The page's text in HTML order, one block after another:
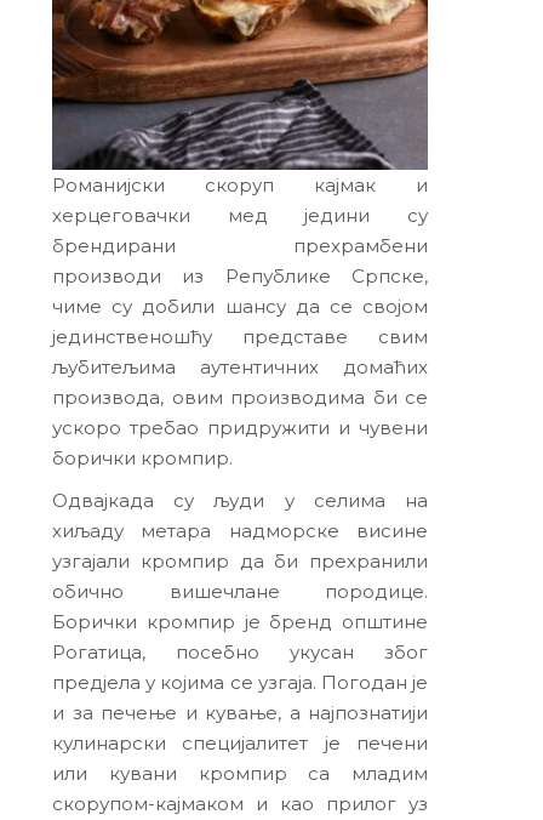
Романијски скоруп кајмак и
херцеговачки мед једини су
брендирани прехрамбени
производи из Републике Српске,
чиме су добили шансу да се својом
јединственошћу представе свим
љубитељима аутентичних домаћих
производа, овим производима би се
ускоро требао придружити и чувени
борички кромпир.
Одвајкада су људи у селима на
хиљаду метара надморске висине
узгајали кромпир да би прехранили
обично вишечлане породице.
Борички кромпир је бренд општине
Рогатица, посебно укусан због
предјела у којима се узгаја. Погодан је
и за печење и кување, а најпознатији
кулинарски специјалитет је печени
или кувани кромпир са младим
скорупом-кајмаком и као прилог уз